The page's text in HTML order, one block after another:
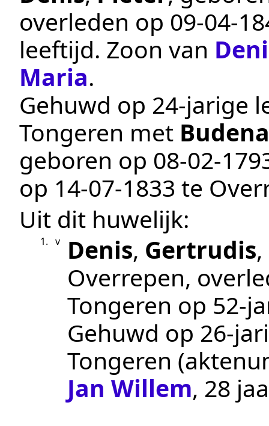
overleden op
leeftijd. Zoon van
Maria.
Gehuwd op 24-jarige
Tongeren met
geboren op
op 14‑07‑1833 te
Uit dit huwelijk:
1. v Denis, Gertrudis
Overrepen,
Tongeren op 52-
Gehuwd op 26-
Tongeren
Jan Willem, 28